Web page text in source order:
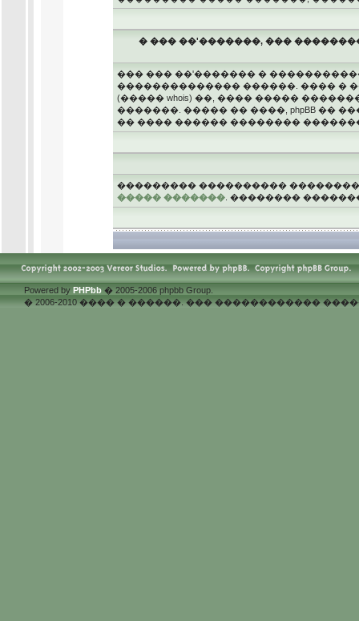
� ��� ��'�������, ���
��� ��� ��'������� �
�������������� ������. ���� �
(����� whois) ��, ���� �����
�������. ����� �� ����, phpBB ��
�� ���� ������ ��������
��������� ����������
����� ������� . ��������
Powered by PHPbb � 2005-2006 phpbb Group.
� 2006-2010 ���� � ������. ��� ������������